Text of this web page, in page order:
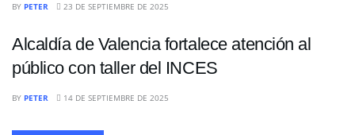
BY PETER 23 DE SEPTIEMBRE DE 2025
Alcaldía de Valencia fortalece atención al
público con taller del INCES
BY PETER 14 DE SEPTIEMBRE DE 2025